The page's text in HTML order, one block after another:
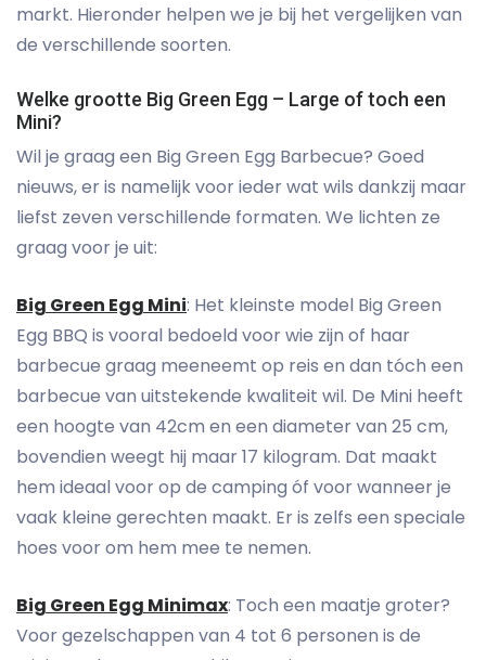
markt. Hieronder helpen we je bij het vergelijken van
de verschillende soorten.
Welke grootte Big Green Egg – Large of toch een
Mini?
Wil je graag een Big Green Egg Barbecue? Goed
nieuws, er is namelijk voor ieder wat wils dankzij maar
liefst zeven verschillende formaten. We lichten ze
graag voor je uit:
Big Green Egg Mini: Het kleinste model Big Green
Egg BBQ is vooral bedoeld voor wie zijn of haar
barbecue graag meeneemt op reis en dan tóch een
barbecue van uitstekende kwaliteit wil. De Mini heeft
een hoogte van 42cm en een diameter van 25 cm,
bovendien weegt hij maar 17 kilogram. Dat maakt
hem ideaal voor op de camping óf voor wanneer je
vaak kleine gerechten maakt. Er is zelfs een speciale
hoes voor om hem mee te nemen.
Big Green Egg Minimax: Toch een maatje groter?
Voor gezelschappen van 4 tot 6 personen is de